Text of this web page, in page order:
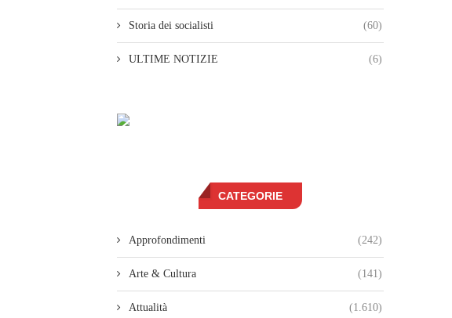
Storia dei socialisti (60)
ULTIME NOTIZIE (6)
CATEGORIE
Approfondimenti (242)
Arte & Cultura (141)
Attualità (1.610)